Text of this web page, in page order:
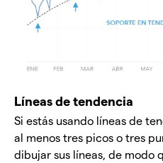
Líneas de tendencia
Si estás usando líneas de
al menos tres picos o tres
dibujar sus líneas, de modo